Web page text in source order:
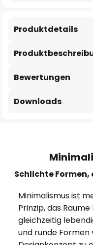
Produktdetails
Bewertungen
Downloads
Schlichte
Minimalismus ist
Prinzip, das
gleichzeitig
und runde